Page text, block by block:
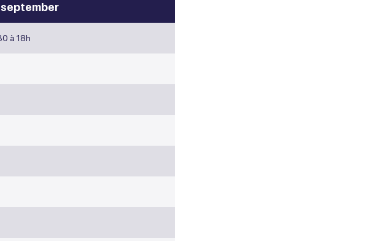
september
à 18h